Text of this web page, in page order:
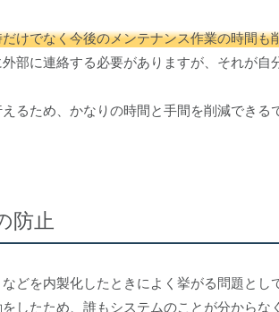
けでなく今後のメンテナンス作業の時間も
部に連絡する必要がありますが、それが
るため、かなりの時間と手間を削減できる
防止
どを内製化したときによく挙がる問題とし
したため、誰もシステムのことが分から